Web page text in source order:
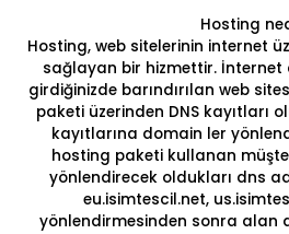
Hosting
Hosting, web sitelerinin internet
sağlayan bir hizmettir. İnternet
girdiğinizde barındırılan web
paketi üzerinden DNS kayıtları
kayıtlarına domain ler
hosting paketi kullanan
yönlendirecek oldukları dns
eu.isimtescil.net,
yönlendirmesinden sonra alan